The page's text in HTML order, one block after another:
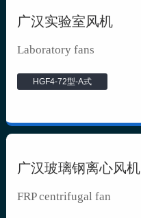
广汉实验室风机
Laboratory fans
HGF4-72型-A式
广汉玻璃钢离心风机
FRP centrifugal fan